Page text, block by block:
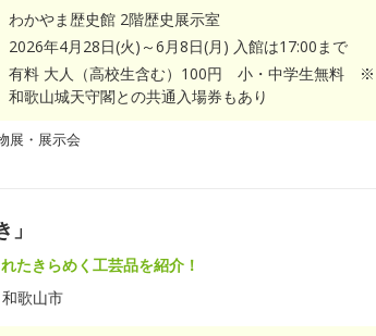
わかやま歴史館 2階歴史展示室
2026年4月28日(火)～6月8日(月) 入館は17:00まで
有料 大人（高校生含む）100円 小・中学生無料 ※
和歌山城天守閣との共通入場券もあり
展・展示会
たきらめく工芸品を紹介！
歌山市